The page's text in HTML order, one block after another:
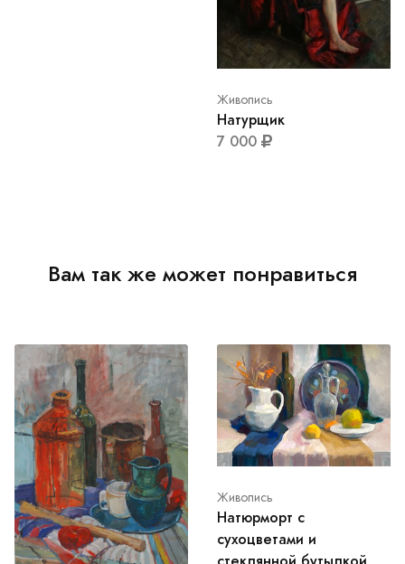
Живопись
Натурщик
7 000
Вам так же может понравиться
Живопись
Натюрморт с
сухоцветами и